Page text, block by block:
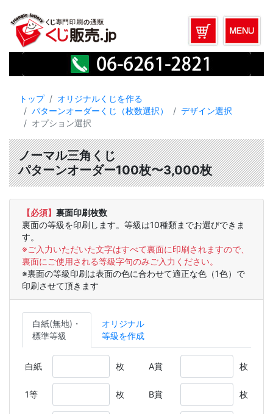
トップ
オリジナルくじを作る
パターンオーダーくじ（枚数選択）
デザイン選択
オプション選択
ノーマル三角くじ
パターンオーダー100枚〜3,000枚
【必須】 裏面印刷枚数
裏面の等級を印刷します。等級は10種類までお選びできま
す。
※ご入力いただいた文字はすべて裏面に印刷されますので、
裏面にご使用される等級字句のみご入力ください。
※裏面の等級印刷は表面の色に合わせて適正な色（1色）で
印刷させて頂きます
白紙(無地)・
標準等級
オリジナル
等級を作成
白紙 枚
1等 枚
A賞 枚
B賞 枚